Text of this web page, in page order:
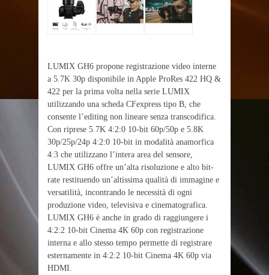
LUMIX GH6 propone registrazione video interne
a 5.7K 30p disponibile in Apple ProRes 422 HQ &
422 per la prima volta nella serie LUMIX
utilizzando una scheda CFexpress tipo B, che
consente l’editing non lineare senza transcodifica.
Con riprese 5.7K 4:2:0 10-bit 60p/50p e 5.8K
30p/25p/24p 4:2:0 10-bit in modalità anamorfica
4:3 che utilizzano l’intera area del sensore,
LUMIX GH6 offre un’alta risoluzione e alto bit-
rate restituendo un’altissima qualità di immagine e
versatilità, incontrando le necessità di ogni
produzione video, televisiva e cinematografica.
LUMIX GH6 è anche in grado di raggiungere i
4:2:2 10-bit Cinema 4K 60p con registrazione
interna e allo stesso tempo permette di registrare
esternamente in 4:2:2 10-bit Cinema 4K 60p via
HDMI.